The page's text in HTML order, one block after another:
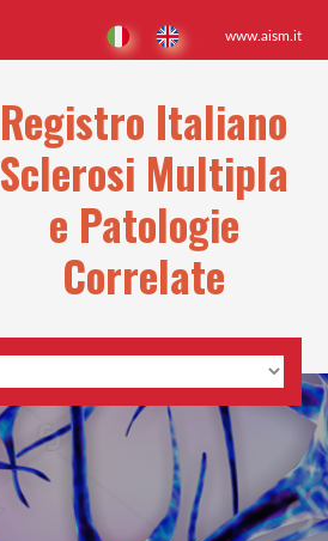
www.aism.it
Registro Italiano
Sclerosi Multipla
e Patologie
Correlate